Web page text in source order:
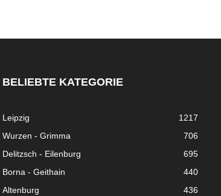
BELIEBTE KATEGORIE
Leipzig
1217
Wurzen - Grimma
706
Delitzsch - Eilenburg
695
Borna - Geithain
440
Altenburg
436